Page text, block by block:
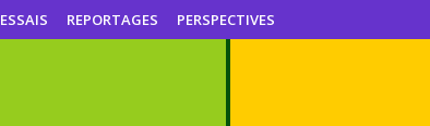
ESSAIS REPORTAGES PERSPECTIVES